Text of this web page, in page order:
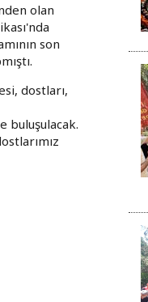
olan
son
dostları,
buluşulacak.